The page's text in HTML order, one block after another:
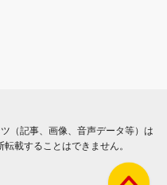
（記事、画像、音声データ等）は
載することはできません。